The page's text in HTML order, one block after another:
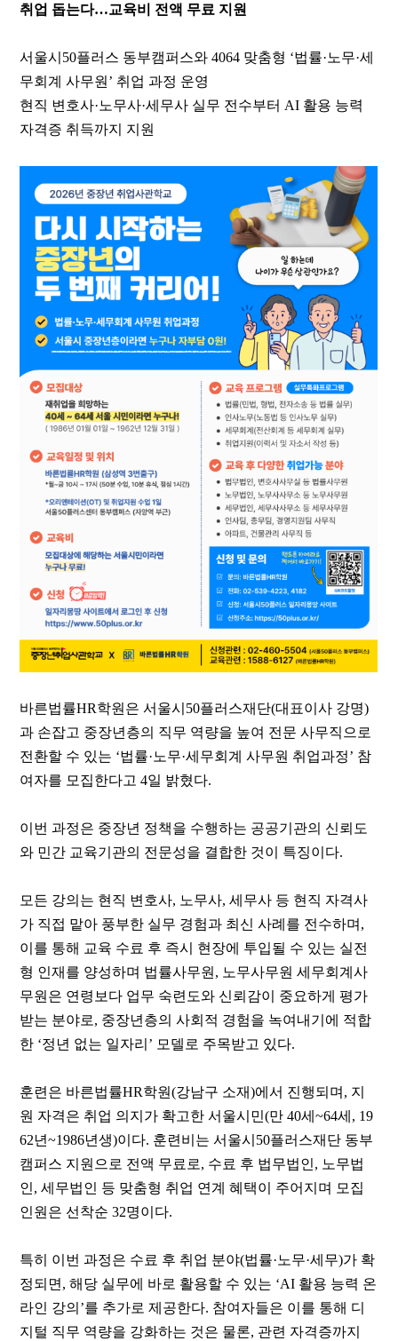
취업 돕는다…교육비 전액 무료 지원
서울시 50플러스 동부캠퍼스와4064 맞춤형 ‘법률·노무·세
무회계 사무원 ’ 취업 과정 운영
현직 변호사·노무사·세무사 실무 전수부터 AI 활용 능력
자격증 취득까지 지원
바른법률HR학원은 서울시 50플러스재단(대표이사 강명)
과 손잡고 중장년층의 직무 역량을 높여 전문 사무직으로
전환할 수 있는 ‘법률·노무·세무회계 사무원 취업과정’ 참
여자를 모집한다고4일 밝혔다.
이번 과정은 중장년 정책을 수행하는 공공기관의 신뢰도
와 민간 교육기관의 전문성을 결합한 것이 특징이다.
모든 강의는 현직 변호사, 노무사,세무사 등 현직 자격사
가 직접 맡아 풍부한 실무 경험과 최신 사례를 전수하며 ,
이를 통해 교육 수료 후 즉시 현장에 투입될 수 있는 실전
형 인재를 양성하며 법률사무원 , 노무사무원 세무회계사
무원은 연령보다 업무 숙련도와 신뢰감이 중요하게 평가
받는 분야로, 중장년층의 사회적 경험을 녹여내기에 적합
한 ‘정년 없는 일자리 ’ 모델로 주목받고 있다.
훈련은 바른법률HR학원(강남구 소재)에서 진행되며 , 지
원 자격은 취업 의지가 확고한 서울시민(만40세~64세 , 19
62년~1986년생)이다. 훈련비는 서울시 50플러스재단 동부
캠퍼스 지원으로 전액 무료로, 수료 후 법무법인, 노무법
인,세무법인 등 맞춤형 취업 연계 혜택이 주어지며 모집
인원은 선착순32명이다.
특히 이번 과정은 수료 후 취업 분야(법률·노무·세무)가 확
정되면 ,해당 실무에 바로 활용할 수 있는 ‘AI 활용 능력 온
라인 강의 ’를 추가로 제공한다. 참여자들은 이를 통해 디
지털 직무 역량을 강화하는 것은 물론, 관련 자격증까지